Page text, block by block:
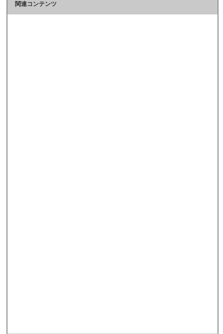
関連コンテンツ